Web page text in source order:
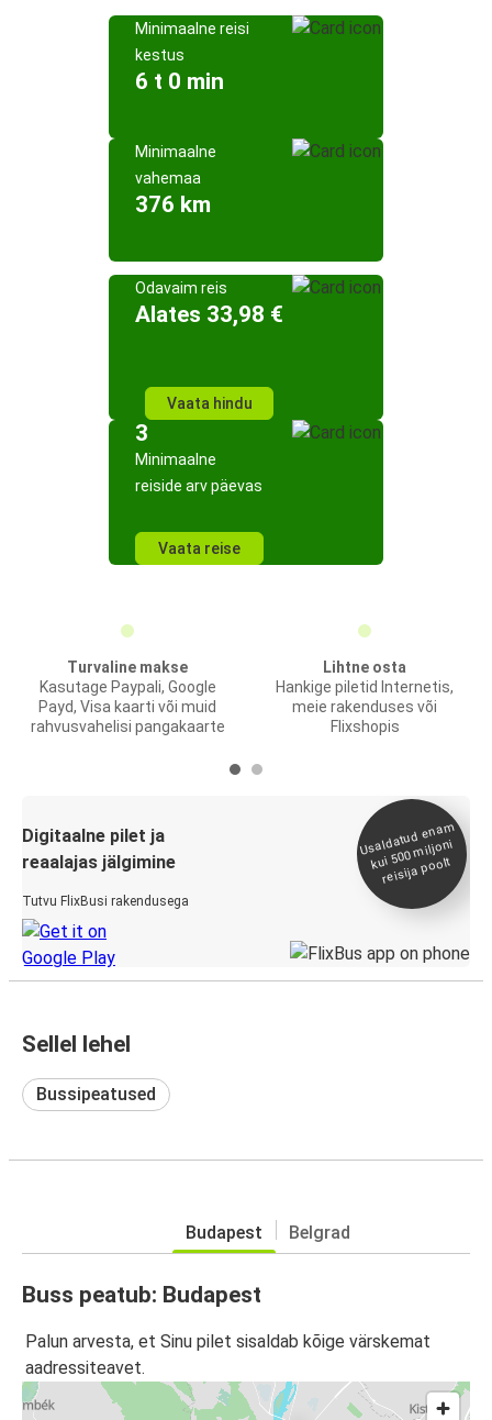
Minimaalne reisi
kestus
6 t 0 min
Minimaalne
vahemaa
376 km
Odavaim reis
Alates 33,98 €
Vaata hindu
3
Minimaalne
reiside arv päevas
Vaata reise
Turvaline makse
Kasutage Paypali, Google
Payd, Visa kaarti või muid
rahvusvahelisi pangakaarte
Lihtne osta
Hankige piletid Internetis,
meie rakenduses või
Flixshopis
Digitaalne pilet ja
reaalajas jälgimine
Tutvu FlixBusi rakendusega
Usaldatud ena
m
kui 500
miljoni
reisija poolt
Sellel lehel
Bussipeatused
Budapest Belgrad
Buss peatub: Budapest
Palun arvesta, et Sinu pilet sisaldab kõige värskemat
aadressiteavet.